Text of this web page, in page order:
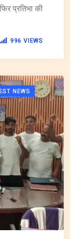
प्रतिभा की
996 VIEWS
NEWS